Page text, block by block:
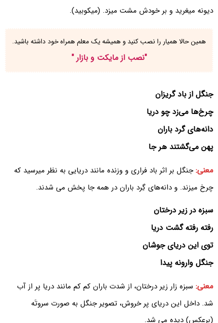
دیونه میغرید و بر خودش مشت میزد. (میکوبید).
همین حالا همیار را نصب کنید و همیشه یک معلم همراه خود داشته باشید.
"نصب از مایکت و بازار "
جنگل از باد گریزان
چرخ‌ها می‌زد چو دریا
دانه‌های گرد باران
پهن می‌گشتند هر جا
معنی:جنگل بر اثر باد فراری و وزنده مانند دریایی به نظر میرسید که
چرخ میزند. و دانه‌های گِرد باران در همه جا پخش می شدند.
سبزه در زیر درختان
رفته رفته گشت دریا
توی این دریای جوشان
جنگل وارونه پیدا
معنی: سبزه زار زیر درختان، از شدت باران کم کم مانند دریا پر از آب
شد. داخل این دریای پر خروش، تصویر جنگل به صورت سروتَه
(برعکس) دیده می شد.